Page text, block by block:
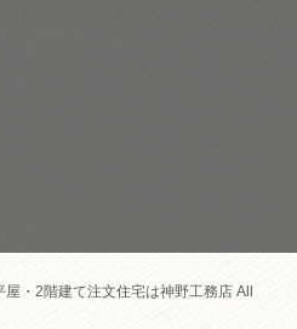
・2階建て注文住宅は神野工務店 All